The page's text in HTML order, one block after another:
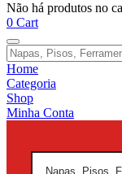
Não há produtos no
0 Cart
Home
Categoria
Shop
Minha Conta